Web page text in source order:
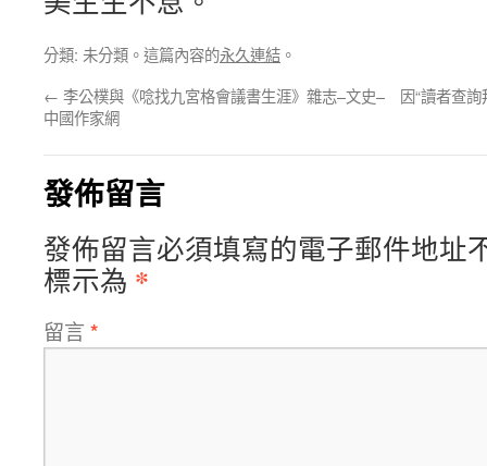
分類: 未分類。這篇內容的永久連結 。
← 李公樸與《唸找九宮格會議書生涯》雜志–文史–
中國作家網
因“讀者查
發佈留言
發佈留言必須填寫的電子郵件地址
標示為 *
留言 *